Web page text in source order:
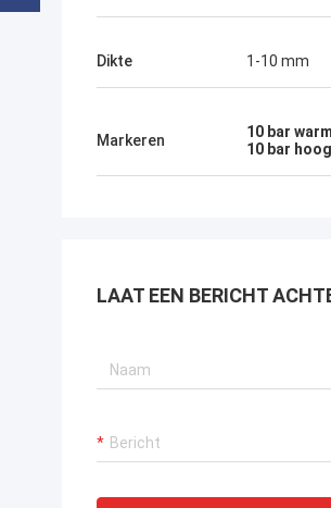
Dikte 1-10 mm
Markeren 10 bar
10 bar
LAAT EEN BERICHT